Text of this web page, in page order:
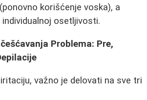
korišćenje voska), a
osetljivosti.
Problema: Pre,
važno je delovati na sve tri